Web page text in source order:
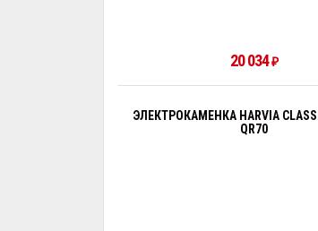
20 034₽
ЭЛЕКТРОКАМЕНКА HARVIA
QR70